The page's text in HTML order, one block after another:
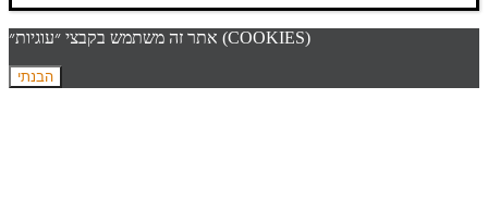
אתר זה משתמש בקבצי ״עוגיות״ (COOKIES)
הבנתי